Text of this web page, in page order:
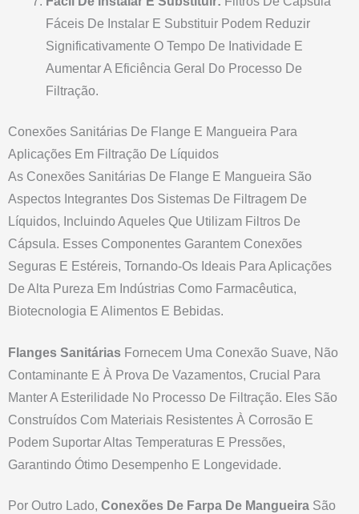
Fáceis De Instalar E Substituir Podem Reduzir
Significativamente O Tempo De Inatividade E
Aumentar A Eficiência Geral Do Processo De
Filtração.
Conexões Sanitárias De Flange E Mangueira Para
Aplicações Em Filtração De Líquidos
As Conexões Sanitárias De Flange E Mangueira São
Aspectos Integrantes Dos Sistemas De Filtragem De
Líquidos, Incluindo Aqueles Que Utilizam Filtros De
Cápsula. Esses Componentes Garantem Conexões
Seguras E Estéreis, Tornando-Os Ideais Para Aplicações
De Alta Pureza Em Indústrias Como Farmacêutica,
Biotecnologia E Alimentos E Bebidas.
Flanges Sanitárias Fornecem Uma Conexão Suave, Não
Contaminante E À Prova De Vazamentos, Crucial Para
Manter A Esterilidade No Processo De Filtração. Eles São
Construídos Com Materiais Resistentes À Corrosão E
Podem Suportar Altas Temperaturas E Pressões,
Garantindo Ótimo Desempenho E Longevidade.
Por Outro Lado, Conexões De Farpa De Mangueira São